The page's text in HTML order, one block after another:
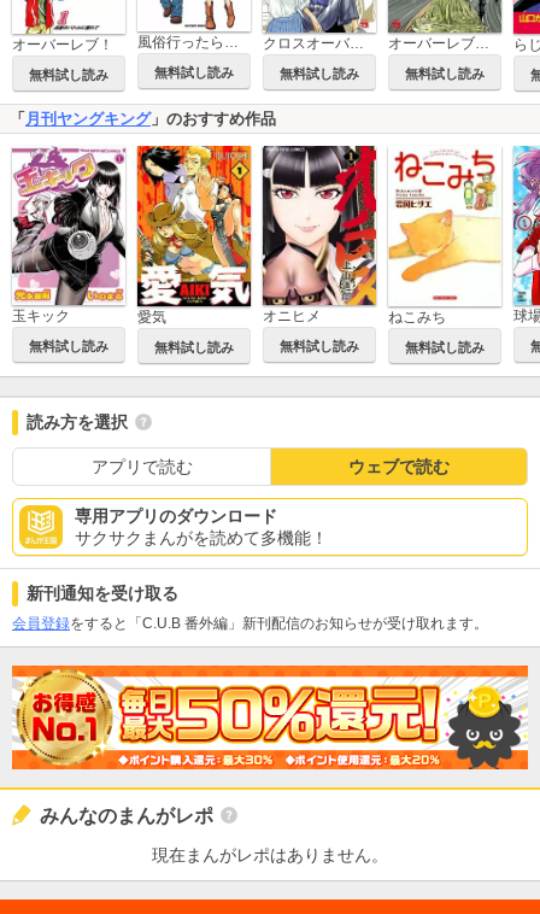
オーバーレブ！
無料試し読み
風俗行ったら人生変わったwww
無料試し読み
クロスオーバーレブ！
無料試し読み
オーバーレブ！90'ｓ―音速の美少女たち―
無料試し読み
「 月刊ヤングキング」のおすすめ作品
玉キック
無料試し読み
愛気
無料試し読み
オニヒメ
無料試し読み
ねこみち
無料試し読み
読み方を選択
アプリで読む ウェブで読む
専用アプリのダウンロード
サクサクまんがを読めて多機能！
新刊通知を受け取る
会員登録をすると「C.U.B 番外編」新刊配信のお知らせが受け取れます。
みんなのまんがレポ
現在まんがレポはありません。